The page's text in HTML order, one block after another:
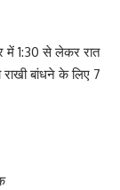
में 1:30 से लेकर रात
बांधने के लिए 7